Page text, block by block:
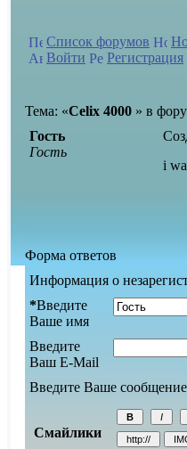
Список форумов
Войти
Регистрация
Тема: «Celix 4000 » в
Гость
Гость
i
Форма ответов
Информация о
*Введите
Ваше имя
Введите
Ваш E-Mail
Введите Ваше сообщение
Смайлики